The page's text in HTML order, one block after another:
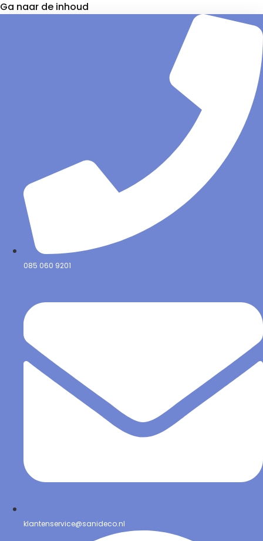
Ga naar de inhoud
085 060 9201
klantenservice@sanideco.nl